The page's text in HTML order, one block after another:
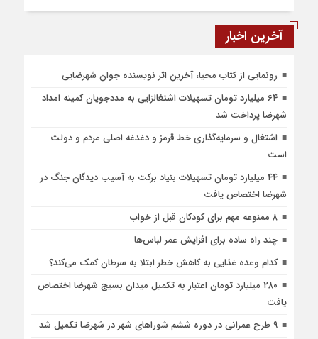
آخرین اخبار
رونمایی از کتاب محیا، آخرین اثر نویسنده جوان شهرضایی
۶۴ میلیارد تومان تسهیلات اشتغالزایی به مددجویان کمیته امداد
شهرضا پرداخت شد
اشتغال و سرمایه‌گذاری خط قرمز و دغدغه اصلی مردم و دولت
است
۴۴ میلیارد تومان تسهیلات بنیاد برکت به آسیب دیدگان جنگ در
شهرضا اختصاص یافت
۸ ممنوعه مهم برای کودکان قبل از خواب
چند راه ساده برای افزایش عمر لباس‌ها
کدام وعده غذایی به کاهش خطر ابتلا به سرطان کمک می‌کند؟
۲۸۰ میلیارد تومان اعتبار به تکمیل میدان بسیج شهرضا اختصاص
یافت
۹ طرح عمرانی در دوره ششم شوراهای شهر در شهرضا تکمیل شد